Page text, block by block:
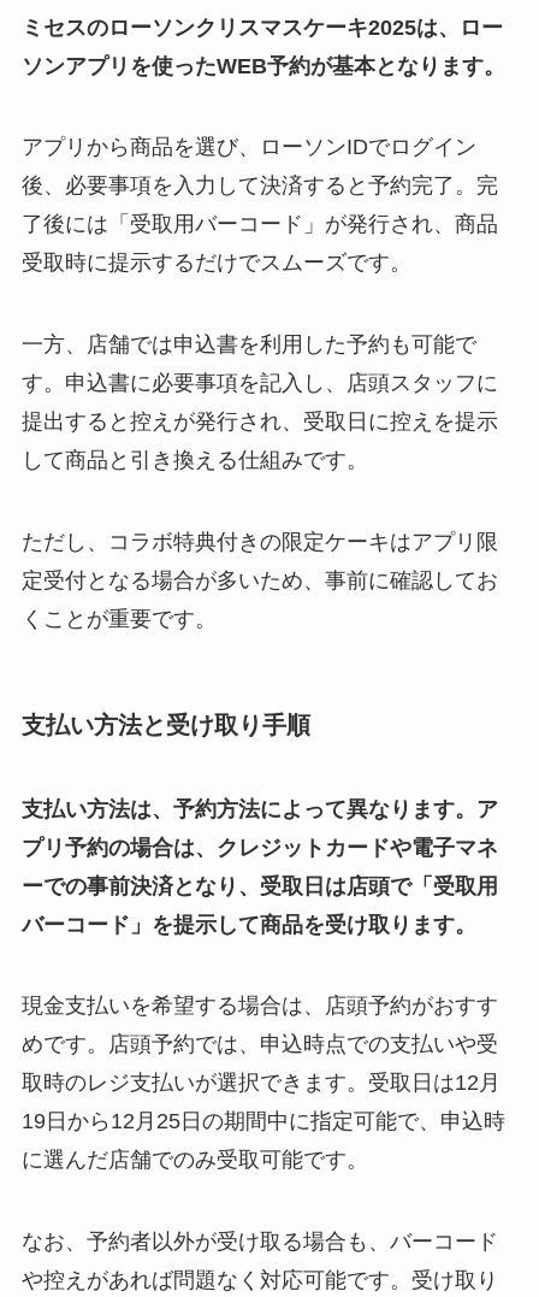
ミセスのローソンクリスマスケーキ2025は、ロー
ソンアプリを使ったWEB予約が基本となります。
アプリから商品を選び、ローソンIDでログイン
後、必要事項を入力して決済すると予約完了。完
了後には「受取用バーコード」が発行され、商品
受取時に提示するだけでスムーズです。
一方、店舗では申込書を利用した予約も可能で
す。申込書に必要事項を記入し、店頭スタッフに
提出すると控えが発行され、受取日に控えを提示
して商品と引き換える仕組みです。
ただし、コラボ特典付きの限定ケーキはアプリ限
定受付となる場合が多いため、事前に確認してお
くことが重要です。
支払い方法と受け取り手順
支払い方法は、予約方法によって異なります。ア
プリ予約の場合は、クレジットカードや電子マネ
ーでの事前決済となり、受取日は店頭で「受取用
バーコード」を提示して商品を受け取ります。
現金支払いを希望する場合は、店頭予約がおすす
めです。店頭予約では、申込時点での支払いや受
取時のレジ支払いが選択できます。受取日は12月
19日から12月25日の期間中に指定可能で、申込時
に選んだ店舗でのみ受取可能です。
なお、予約者以外が受け取る場合も、バーコード
や控えがあれば問題なく対応可能です。受け取り